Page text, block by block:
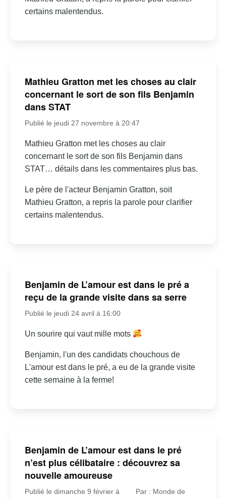
certains malentendus.
Mathieu Gratton met les choses au clair
concernant le sort de son fils Benjamin
dans STAT
Publié le jeudi 27 novembre à 20:47
Mathieu Gratton met les choses au clair
concernant le sort de son fils Benjamin dans
STAT… détails dans les commentaires plus bas.
Le père de l'acteur Benjamin Gratton, soit
Mathieu Gratton, a repris la parole pour clarifier
certains malentendus.
Benjamin de L’amour est dans le pré a
reçu de la grande visite dans sa serre
Publié le jeudi 24 avril à 16:00
Un sourire qui vaut mille mots
Benjamin, l'un des candidats chouchous de
L'amour est dans le pré, a eu de la grande visite
cette semaine à la ferme!
Benjamin de L’amour est dans le pré
n’est plus célibataire : découvrez sa
nouvelle amoureuse
Publié le dimanche 9 février à
Par : Monde de